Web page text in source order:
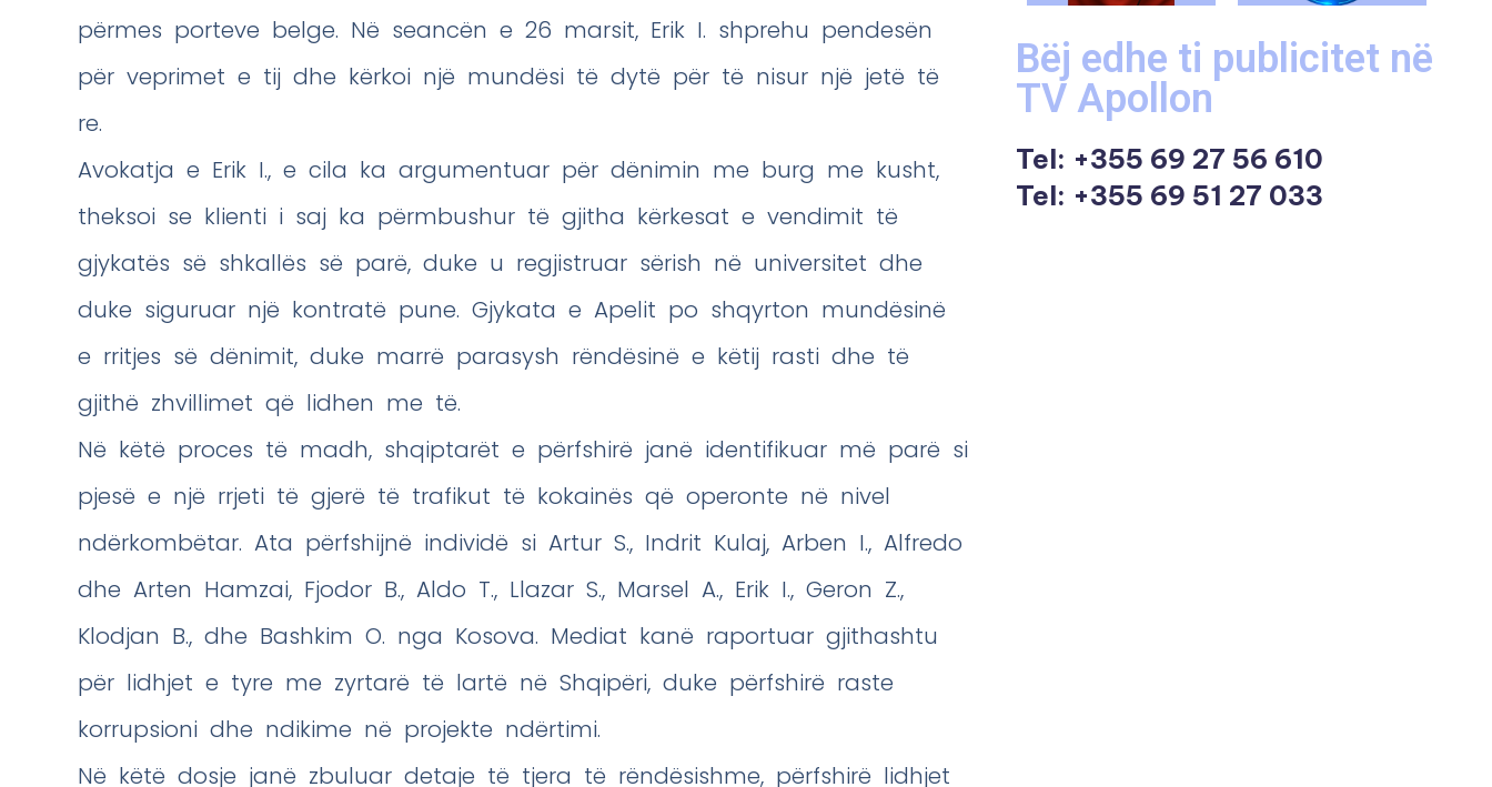
përmes porteve belge. Në seancën e 26 marsit, Erik I. shprehu pendesën
për veprimet e tij dhe kërkoi një mundësi të dytë për të nisur një jetë të
re.
Avokatja e Erik I., e cila ka argumentuar për dënimin me burg me kusht,
theksoi se klienti i saj ka përmbushur të gjitha kërkesat e vendimit të
gjykatës së shkallës së parë, duke u regjistruar sërish në universitet dhe
duke siguruar një kontratë pune. Gjykata e Apelit po shqyrton mundësinë
e rritjes së dënimit, duke marrë parasysh rëndësinë e këtij rasti dhe të
gjithë zhvillimet që lidhen me të.
Në këtë proces të madh, shqiptarët e përfshirë janë identifikuar më parë si
pjesë e një rrjeti të gjerë të trafikut të kokainës që operonte në nivel
ndërkombëtar. Ata përfshijnë individë si Artur S., Indrit Kulaj, Arben I., Alfredo
dhe Arten Hamzai, Fjodor B., Aldo T., Llazar S., Marsel A., Erik I., Geron Z.,
Klodjan B., dhe Bashkim O. nga Kosova. Mediat kanë raportuar gjithashtu
për lidhjet e tyre me zyrtarë të lartë në Shqipëri, duke përfshirë raste
korrupsioni dhe ndikime në projekte ndërtimi.
Në këtë dosje janë zbuluar detaje të tjera të rëndësishme, përfshirë lidhjet
Bëj edhe ti publicitet në
TV Apollon
Tel: +355 69 27 56 610
Tel: +355 69 51 27 033